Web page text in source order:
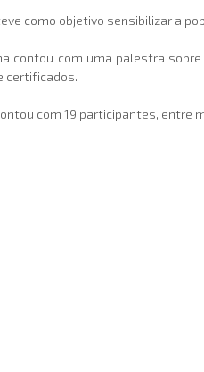
como objetivo sensibilizar a
contou com uma palestra
certificados.
com 19 participantes, entre